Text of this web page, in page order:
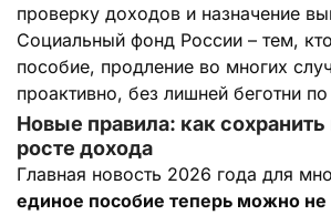
проверку доходов и назначение
Социальный фонд России – тем,
пособие, продление во многих
проактивно, без лишней беготни
Новые правила: как
росте дохода
Главная новость 2026 года для
единое пособие теперь можно не